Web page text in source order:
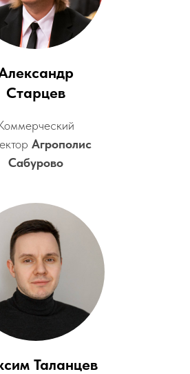
Старцев
Агрополис
Сабурово
Таланцев